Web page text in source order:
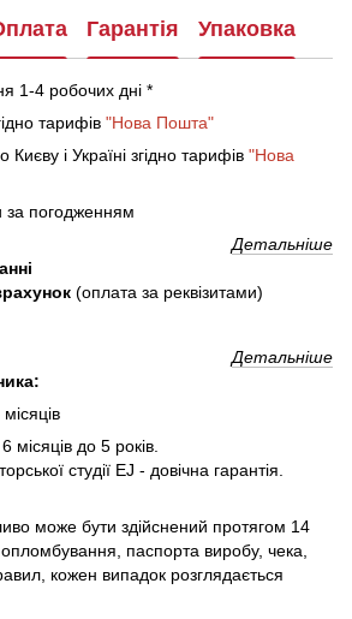
Гарантія Упаковка
1-4 робочих дні *
тарифів "Нова Пошта"
і Україні згідно тарифів "Нова
за погодженням
Детальніше
(оплата за реквізитами)
Детальніше
місяців до 5 років.
студії EJ - довічна гарантія.
може бути здійснений протягом 14
паспорта виробу, чека,
кожен випадок розглядається